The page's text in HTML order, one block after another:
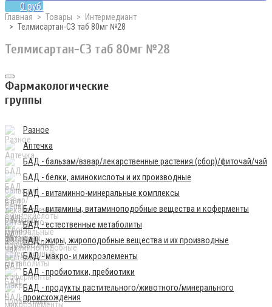
0 руб.
Главная Товары
Интермедиант
Телмисартан-СЗ таб 80мг №28
Телмисартан-СЗ таб 80мг №28
Фармакологические
группы
Разное
Аптечка
БАД - бальзам/взвар/лекарственные растения (сбор)/фиточай/чай
БАД - белки, аминокислоты и их производные
БАД - витаминно-минеральные комплексы
БАД - витамины, витаминоподобные вещества и коферменты
БАД - естественные метаболиты
БАД - жиры, жироподобные вещества и их производные
БАД - макро- и микроэлементы
БАД - пробиотики, пребиотики
БАД - продукты растительного/животного/минерального
происхождения